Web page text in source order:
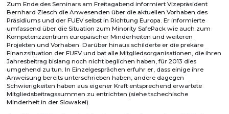
Zum Ende des Seminars am Freitagabend informiert Vizepräsident
Bernhard Ziesch die Anwesenden über die aktuellen Vorhaben des
Präsidiums und der FUEV selbst in Richtung Europa. Er informierte
umfassend über die Situation zum Minority SafePack wie auch zum
Kompetenzzentrum europäischer Minderheiten und weiteren
Projekten und Vorhaben. Darüber hinaus schilderte er die prekäre
Finanzsituation der FUEV und bat alle Mitgliedsorganisationen, die ihren
Jahresbeitrag bislang noch nicht beglichen haben, für 2013 dies
umgehend zu tun. In Einzelgesprächen erfuhr er, dass einige ihre
Anweisung bereits unterschrieben haben, andere dagegen
Schwierigkeiten haben aus eigener Kraft entsprechend erwartete
Mitgliedsbeitragssummen zu entrichten (siehe tschechische
Minderheit in der Slowakei).